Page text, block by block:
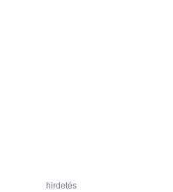
hirdetés